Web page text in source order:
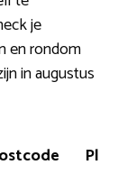
je
en rondom
in augustus